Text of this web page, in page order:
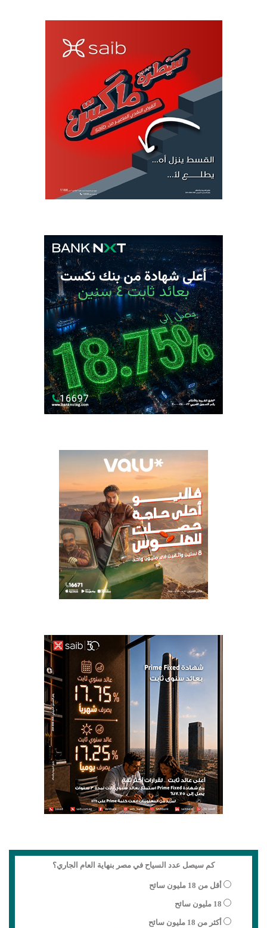
كم سيصل عدد السياح في مصر بنهاية العام الجاري؟
أقل من 18 مليون سائح
18 مليون سائح
أكثر من 18 مليون سائح